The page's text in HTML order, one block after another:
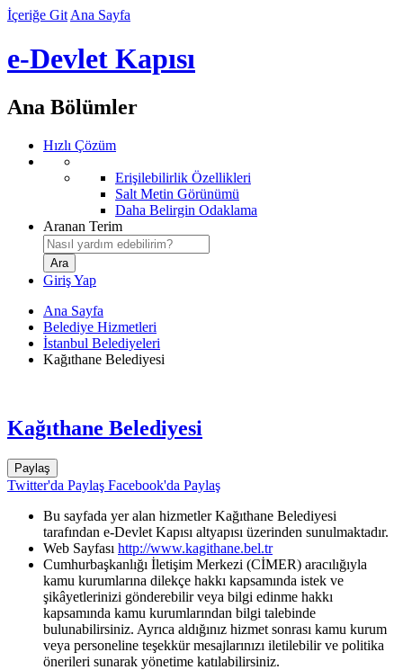
İçeriğe Git Ana Sayfa
e-Devlet Kapısı
Ana Bölümler
Hızlı Çözüm
Erişilebilirlik Özellikleri
Salt Metin Görünümü
Daha Belirgin Odaklama
Aranan Terim
Giriş Yap
Ana Sayfa
Belediye Hizmetleri
İstanbul Belediyeleri
Kağıthane Belediyesi
Kağıthane Belediyesi
Paylaş
Twitter'da Paylaş Facebook'da Paylaş
Bu sayfada yer alan hizmetler Kağıthane Belediyesi
tarafından e-Devlet Kapısı altyapısı üzerinden sunulmaktadır.
Web Sayfası http://www.kagithane.bel.tr
Cumhurbaşkanlığı İletişim Merkezi (CİMER) aracılığıyla
kamu kurumlarına dilekçe hakkı kapsamında istek ve
şikâyetlerinizi gönderebilir veya bilgi edinme hakkı
kapsamında kamu kurumlarından bilgi talebinde
bulunabilirsiniz. Ayrıca aldığınız hizmet sonrası kamu kurum
veya personeline teşekkür mesajlarınızı iletilebilir ve politika
önerileri sunarak yönetime katılabilirsiniz.